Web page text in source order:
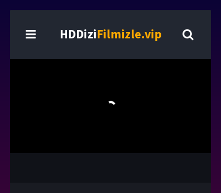
HDDiziFilmizle.vip